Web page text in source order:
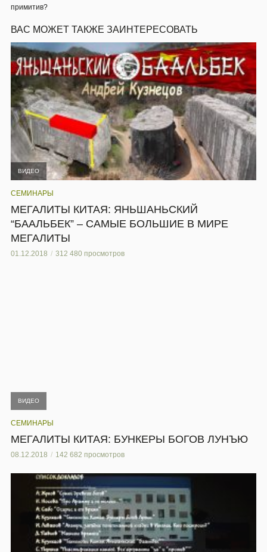
примитив?
ВАС МОЖЕТ ТАКЖЕ ЗАИНТЕРЕСОВАТЬ
ВИДЕО
СЕМИНАРЫ
МЕГАЛИТЫ КИТАЯ: ЯНЬШАНЬСКИЙ
“БААЛЬБЕК” – САМЫЕ БОЛЬШИЕ В МИРЕ
МЕГАЛИТЫ
01.12.2018 312 480 просмотров
ВИДЕО
СЕМИНАРЫ
МЕГАЛИТЫ КИТАЯ: БУНКЕРЫ БОГОВ ЛУНЪЮ
08.12.2018 142 682 просмотров